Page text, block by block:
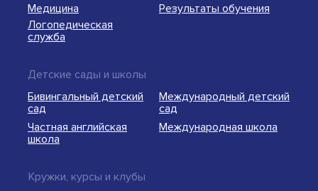
Результаты обучения
Логопедическая
служба
Медицина
Международная школа
Частная английская
школа
Международный детский
сад
Бивингальный детский
сад
Детские сады и школы
Кружки, курсы и клубы